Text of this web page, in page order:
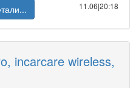
11.06|20:18
incarcare wireless,